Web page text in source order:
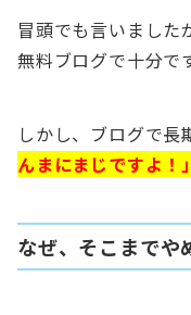
冒頭でも言いました
無料ブログで十分で
しかし、ブログで長
んまにまじですよ！」
なぜ、そこまでや